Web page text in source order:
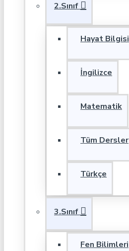
2.Sınıf
Hayat Bilgisi
İngilizce
Matematik
Tüm Dersler
Türkçe
3.Sınıf
Fen Bilimleri